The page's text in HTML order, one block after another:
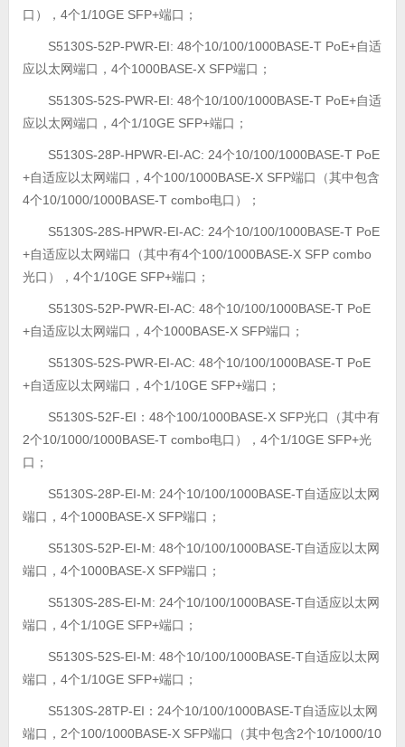
口），4个1/10GE SFP+端口；
S5130S-52P-PWR-EI: 48个10/100/1000BASE-T PoE+自适
应以太网端口，4个1000BASE-X SFP端口；
S5130S-52S-PWR-EI: 48个10/100/1000BASE-T PoE+自适
应以太网端口，4个1/10GE SFP+端口；
S5130S-28P-HPWR-EI-AC: 24个10/100/1000BASE-T PoE
+自适应以太网端口，4个100/1000BASE-X SFP端口（其中包含
4个10/1000/1000BASE-T combo电口）；
S5130S-28S-HPWR-EI-AC: 24个10/100/1000BASE-T PoE
+自适应以太网端口（其中有4个100/1000BASE-X SFP combo
光口），4个1/10GE SFP+端口；
S5130S-52P-PWR-EI-AC: 48个10/100/1000BASE-T PoE
+自适应以太网端口，4个1000BASE-X SFP端口；
S5130S-52S-PWR-EI-AC: 48个10/100/1000BASE-T PoE
+自适应以太网端口，4个1/10GE SFP+端口；
S5130S-52F-EI：48个100/1000BASE-X SFP光口（其中有
2个10/1000/1000BASE-T combo电口），4个1/10GE SFP+光
口；
S5130S-28P-EI-M: 24个10/100/1000BASE-T自适应以太网
端口，4个1000BASE-X SFP端口；
S5130S-52P-EI-M: 48个10/100/1000BASE-T自适应以太网
端口，4个1000BASE-X SFP端口；
S5130S-28S-EI-M: 24个10/100/1000BASE-T自适应以太网
端口，4个1/10GE SFP+端口；
S5130S-52S-EI-M: 48个10/100/1000BASE-T自适应以太网
端口，4个1/10GE SFP+端口；
S5130S-28TP-EI：24个10/100/1000BASE-T自适应以太网
端口，2个100/1000BASE-X SFP端口（其中包含2个10/1000/10